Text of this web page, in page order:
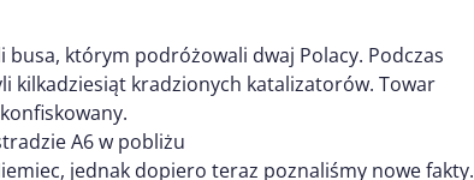
którym podróżowali dwaj Polacy. Podczas
kilkadziesiąt kradzionych katalizatorów. Towar
A6 w pobliżu
jednak dopiero teraz poznaliśmy nowe fakty.